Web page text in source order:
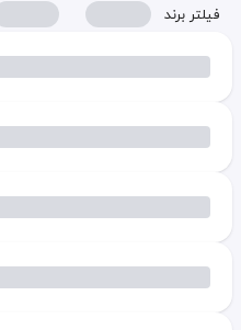
فیلتر برند